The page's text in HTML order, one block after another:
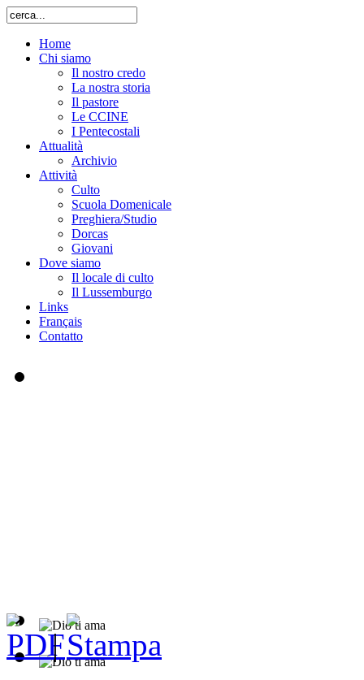
Home
Chi siamo
Il nostro credo
La nostra storia
Il pastore
Le CCINE
I Pentecostali
Attualità
Archivio
Attività
Culto
Scuola Domenicale
Preghiera/Studio
Dorcas
Giovani
Dove siamo
Il locale di culto
Il Lussemburgo
Links
Français
Contatto
|